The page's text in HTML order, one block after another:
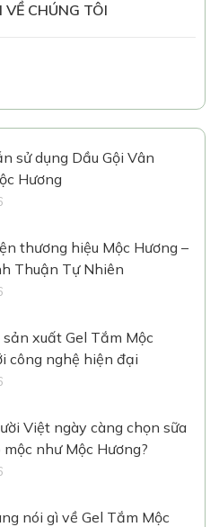
CHÚNG TÔI
sử dụng Dầu Gội Vân
Hương
thương hiệu Mộc Hương –
Thuận Tự Nhiên
xuất Gel Tắm Mộc
công nghệ hiện đại
Việt ngày càng chọn sữa
như Mộc Hương?
nói gì về Gel Tắm Mộc